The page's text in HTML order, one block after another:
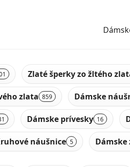
Zlaté šperky zo žltého
zlata 859 Dámske
Dámske prívesky 16
náušnice 5